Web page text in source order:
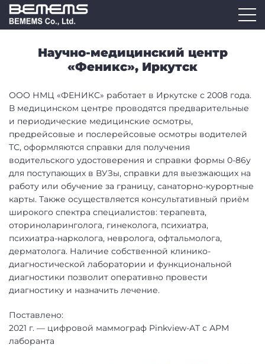
Научно-медицинский центр
«Феникс», Иркутск
ООО НМЦ «ФЕНИКС» работает в Иркутске с 2008 года.
В медицинском центре проводятся предварительные
и периодические медицинские осмотры,
предрейсовые и послерейсовые осмотры водителей
ТС, оформляются справки для получения
водительского удостоверения и справки формы 0-86у
для поступающих в ВУЗы, справки для выезжающих на
работу или обучение за границу, санаторно-курортные
карты. Также осуществляется консультативный приём
широкого спектра специалистов: терапевта,
оториноларинголога, гинеколога, психиатра,
психиатра-нарколога, невролога, офтальмолога,
дерматолога. Наличие собственной клинико-
диагностической лаборатории и функциональной
диагностики позволит оперативно провести
диагностику и назначить лечение.
Поставлено:
2021 г. — цифровой маммограф Pinkview-AT с АРМ
лаборанта